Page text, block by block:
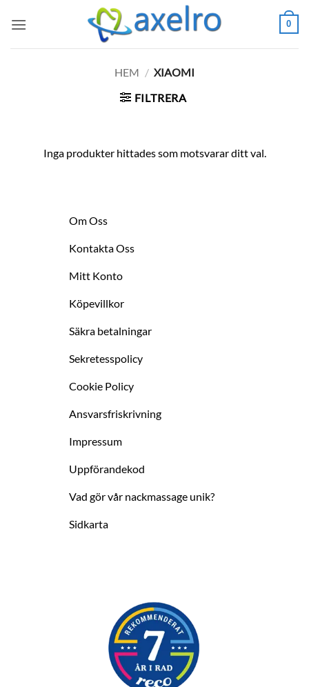
0
HEM / XIAOMI
FILTRERA
Inga produkter hittades som motsvarar ditt val.
Om Oss
Kontakta Oss
Mitt Konto
Köpevillkor
Säkra betalningar
Sekretesspolicy
Cookie Policy
Ansvarsfriskrivning
Impressum
Uppförandekod
Vad gör vår nackmassage unik?
Sidkarta